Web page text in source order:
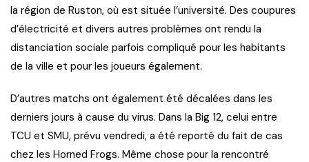
la région de Ruston, où est située l’université. Des coupures
d’électricité et divers autres problèmes ont rendu la
distanciation sociale parfois compliqué pour les habitants
de la ville et pour les joueurs également.
D’autres matchs ont également été décalées dans les
derniers jours à cause du virus. Dans la Big 12, celui entre
TCU et SMU, prévu vendredi, a été reporté du fait de cas
chez les Horned Frogs. Même chose pour la rencontré